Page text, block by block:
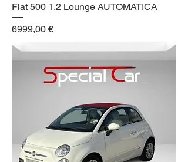
Fiat 500 1.2 Lounge AUTOMATICA
Prezzo
6999,00 €